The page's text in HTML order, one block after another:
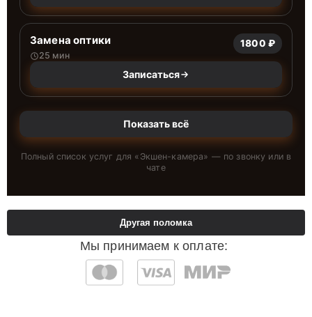
Замена оптики
25 мин
1800 ₽
Записаться
Показать всё
Полный список услуг для « Экшен-камера» — по звонку или в
чате
Мы принимаем к оплате:
Другая поломка